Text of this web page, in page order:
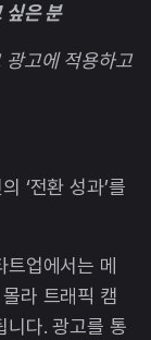
싶은 분
고에 적용하고
‘전환 성과’를
업에서는 메
라 트래픽 캠
니다. 광고를 통